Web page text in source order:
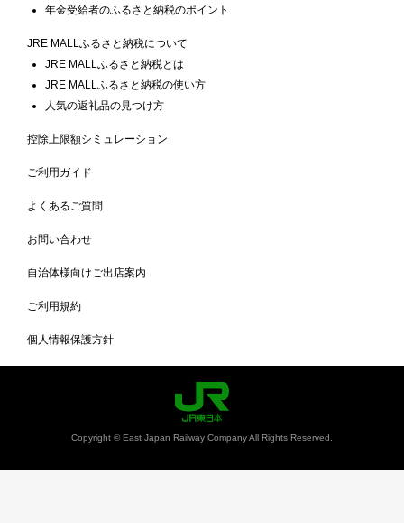
年金受給者のふるさと納税のポイント
JRE MALLふるさと納税について
JRE MALLふるさと納税とは
JRE MALLふるさと納税の使い方
人気の返礼品の見つけ方
控除上限額シミュレーション
ご利用ガイド
よくあるご質問
お問い合わせ
自治体様向けご出店案内
ご利用規約
個人情報保護方針
Copyright © East Japan Railway Company All Rights Reserved.